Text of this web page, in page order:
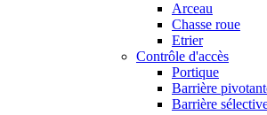
Arceau
Chasse roue
Etrier
Contrôle d'accès
Portique
Barrière
Barrière